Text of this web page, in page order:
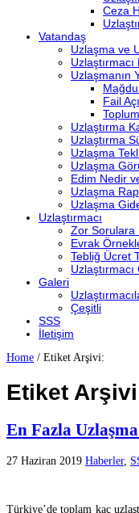
Ceza
Vatandaş
Uzlaşma ve
Uzlaşmanın
Fail
Uzlaştırma
Uzlaştırma
Uzlaşma
Uzlaşma
Edim Nedir
Uzlaşma
Uzlaşma
Uzlaştırmacı
Zor Sorulara
Evrak
Tebliğ Ücret
Galeri
Çeşitli
SSS
İletişim
Home / Etiket Arşivi:
Etiket
En Fazla
27 Haziran 2019 Haberler,
Türkiye’de toplam kaç